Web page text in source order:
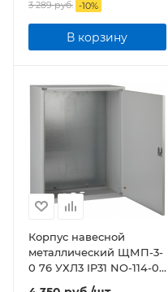
3 289руб. -10%
В корзину
Корпус навесной
металлический ЩМП-3-
0 76 УХЛ3 IP31 NO-114-06